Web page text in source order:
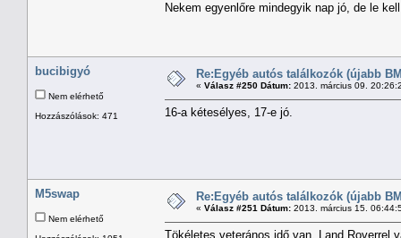
Nekem egyenlőre mindegyik nap jó, de le
bucibigyó
Nem elérhető
Hozzászólások: 471
Re:Egyéb autós találkozók (újabb
« Válasz #250 Dátum: 2013. március 09.
16-a kétesélyes, 17-e jó.
M5swap
Nem elérhető
Re:Egyéb autós találkozók (újabb
« Válasz #251 Dátum: 2013. március 15.
Tökéletes veterános idő van, Land Roverrel